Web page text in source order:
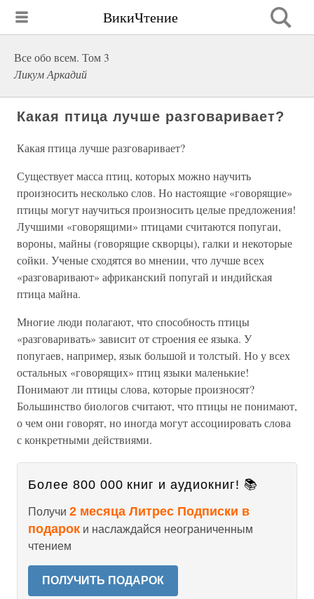
ВикиЧтение
Все обо всем. Том 3
Ликум Аркадий
Какая птица лучше разговаривает?
Какая птица лучше разговаривает?
Существует масса птиц, которых можно научить
произносить несколько слов. Но настоящие «говорящие»
птицы могут научиться произносить целые предложения!
Лучшими «говорящими» птицами считаются попугаи,
вороны, майны (говорящие скворцы), галки и некоторые
сойки. Ученые сходятся во мнении, что лучше всех
«разговаривают» африканский попугай и индийская
птица майна.
Многие люди полагают, что способность птицы
«разговаривать» зависит от строения ее языка. У
попугаев, например, язык большой и толстый. Но у всех
остальных «говорящих» птиц языки маленькие!
Понимают ли птицы слова, которые произносят?
Большинство биологов считают, что птицы не понимают,
о чем они говорят, но иногда могут ассоциировать слова
с конкретными действиями.
Более 800 000 книг и аудиокниг! 📚
Получи 2 месяца Литрес Подписки в
подарок и наслаждайся неограниченным
чтением
ПОЛУЧИТЬ ПОДАРОК